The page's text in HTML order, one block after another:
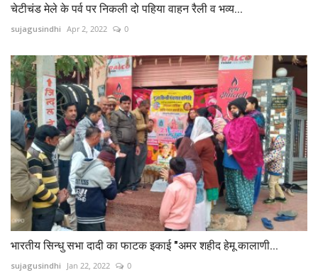
चेटीचंड मेले के पर्व पर निकली दो पहिया वाहन रैली व भव्य...
sujagusindhi Apr 2, 2022 0
भारतीय सिन्धु सभा दादी का फाटक इकाई "अमर शहीद हेमू कालाणी...
sujagusindhi Jan 22, 2022 0